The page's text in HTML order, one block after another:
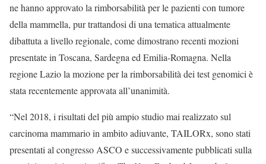
ne hanno approvato la rimborsabilità per le pazienti con tumore
della mammella, pur trattandosi di una tematica attualmente
dibattuta a livello regionale, come dimostrano recenti mozioni
presentate in Toscana, Sardegna ed Emilia-Romagna. Nella
regione Lazio la mozione per la rimborsabilità dei test genomici è
stata recentemente approvata all’unanimità.
“Nel 2018, i risultati del più ampio studio mai realizzato sul
carcinoma mammario in ambito adiuvante, TAILORx, sono stati
presentati al congresso ASCO e successivamente pubblicati sulla